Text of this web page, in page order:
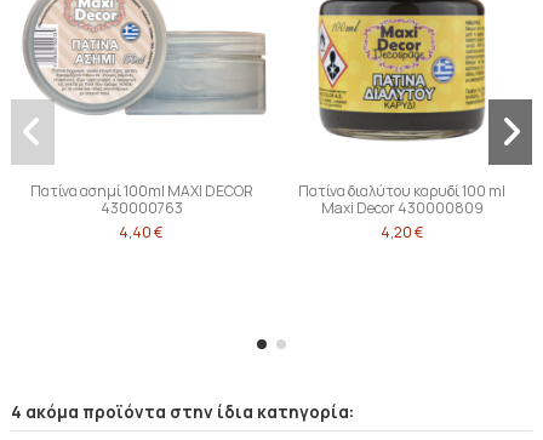
Πατίνα ασημί 100ml MAXI DECOR
430000763
4,40 €
Πατίνα διαλύτου καρυδί 100 ml
Maxi Decor 430000809
4,20 €
4 ακόμα προϊόντα στην ίδια κατηγορία: